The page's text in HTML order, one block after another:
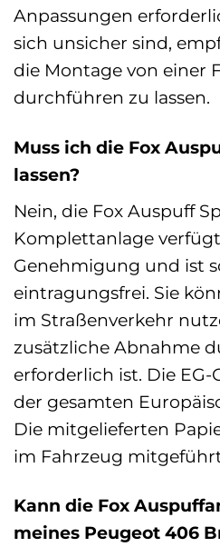
Anpassungen
sich unsicher sind,
die Montage von einer
durchführen zu lassen.
Muss ich die Fox
lassen?
Nein, die Fox Auspuff
Komplettanlage
Genehmigung und ist
eintragungsfrei. Sie
im Straßenverkehr
zusätzliche Abnahme
erforderlich ist. Die
der gesamten
Die mitgelieferten
im Fahrzeug
Kann die Fox
meines Peugeot 406